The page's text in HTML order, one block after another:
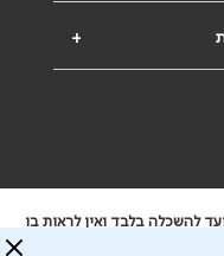
+
להשכלה בלבד ואין לראות בו
המתפרסם באתר זה ולכל נזק